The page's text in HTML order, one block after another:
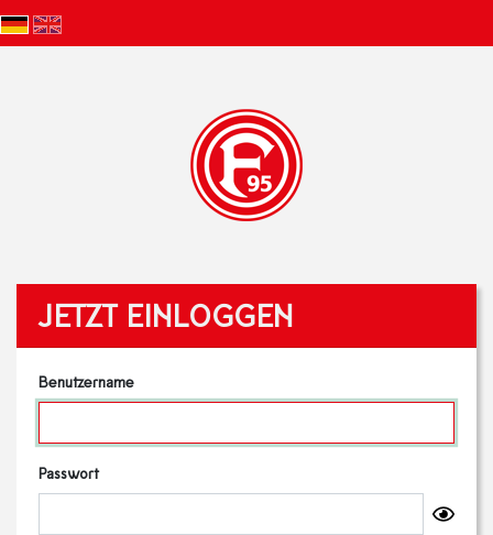
JETZT EINLOGGEN
Benutzername
Passwort